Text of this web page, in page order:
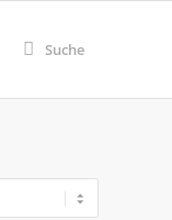
Suche